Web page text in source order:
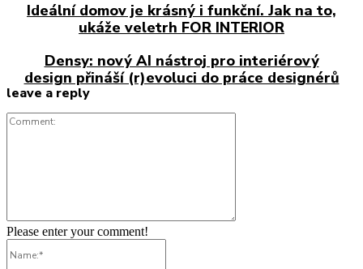
Ideální domov je krásný i funkční. Jak na to,
ukáže veletrh FOR INTERIOR
Densy: nový AI nástroj pro interiérový
design přináší (r)evoluci do práce designérů
leave a reply
Please enter your comment!